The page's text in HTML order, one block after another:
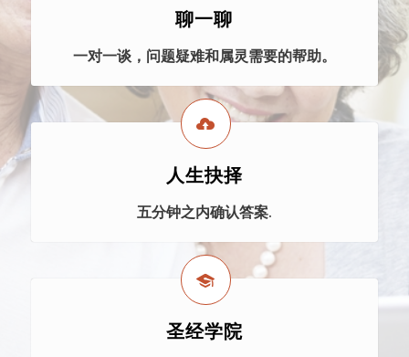
聊一聊
一对一谈，问题疑难和属灵需要的帮助。
人生抉择
五分钟之内确认答案.
圣经学院